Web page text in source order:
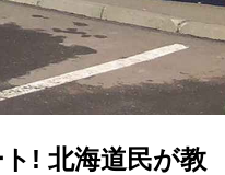
! 北海道民が教